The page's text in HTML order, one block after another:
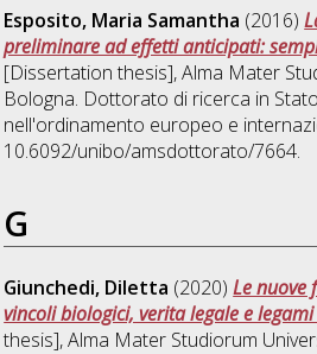
Esposito, Maria Samantha (2016)
preliminare ad effetti anticipati:
[Dissertation thesis], Alma Mater
Bologna. Dottorato di ricerca in
nell'ordinamento europeo e
10.6092/unibo/amsdottorato/7664.
G
Giunchedi, Diletta (2020)Le nuove
vincoli biologici, verita legale e
thesis], Alma Mater Studiorum